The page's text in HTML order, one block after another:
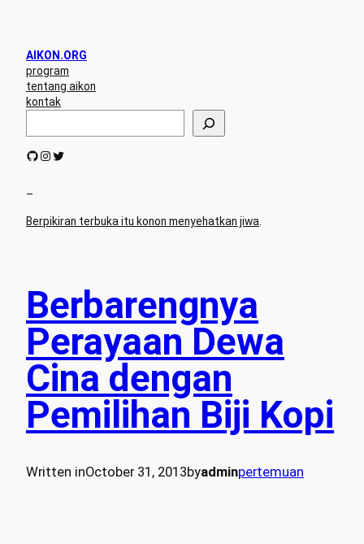
AIKON.ORG
program
tentang aikon
kontak
r
h
GitHub Instagram Twitter
–
Berpikiran terbuka itu konon menyehatkan jiwa
Berbarengnya
Perayaan Dewa
Cina dengan
Pemilihan Biji Kopi
Written inOctober 31, 2013byadminpertemuan